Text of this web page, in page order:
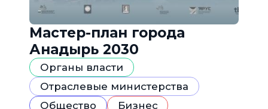
Мастер-план города
Анадырь 2030
Органы власти
Отраслевые министерства
Общество
Бизнес